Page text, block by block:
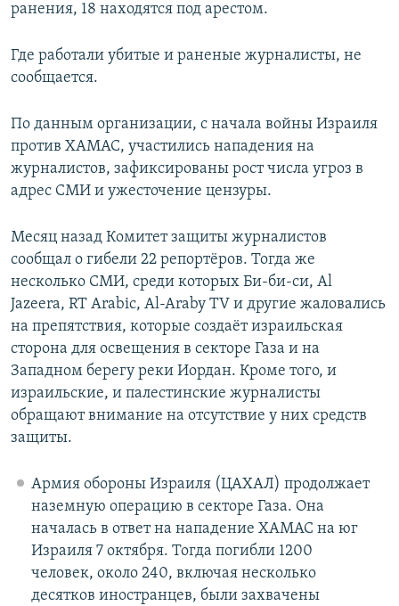
ранения, 18 находятся под арестом.
Где работали убитые и раненые журналисты, не
сообщается.
По данным организации, с начала войны Израиля
против ХАМАС, участились нападения на
журналистов, зафиксированы рост числа угроз в
адрес СМИ и ужесточение цензуры.
Месяц назад Комитет защиты журналистов
сообщал о гибели 22 репортёров. Тогда же
несколько СМИ, среди которых Би-би-си, Al
Jazeera, RT Arabic, Al-Araby TV и другие жаловались
на препятствия, которые создаёт израильская
сторона для освещения в секторе Газа и на
Западном берегу реки Иордан. Кроме того, и
израильские, и палестинские журналисты
обращают внимание на отсутствие у них средств
защиты.
Армия обороны Израиля (ЦАХАЛ) продолжает
наземную операцию в секторе Газа. Она
началась в ответ на нападение ХАМАС на юг
Израиля 7 октября. Тогда погибли 1200
человек, около 240, включая несколько
десятков иностранцев, были захвачены